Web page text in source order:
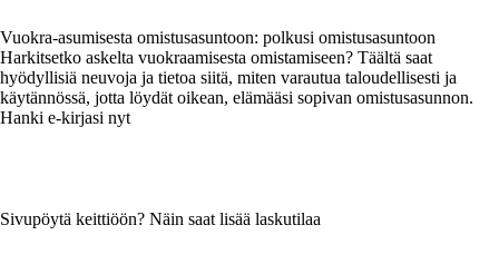
Vuokra-asumisesta omistusasuntoon: polkusi omistusasuntoon
Harkitsetko askelta vuokraamisesta omistamiseen? Täältä saat
hyödyllisiä neuvoja ja tietoa siitä, miten varautua taloudellisesti ja
käytännössä, jotta löydät oikean, elämääsi sopivan omistusasunnon.
Hanki e-kirjasi nyt
Sivupöytä keittiöön? Näin saat lisää laskutilaa